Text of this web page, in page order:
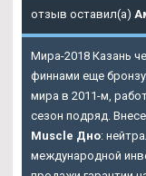
отзыв оставил(а)
Мира-2018 Казань
финнами еще
мира в 2011-м,
сезон подряд.
Muscle Дно:
международной